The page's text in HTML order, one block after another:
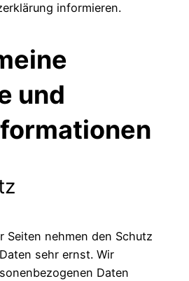
informieren.
und
Seiten nehmen den Schutz
sehr ernst. Wir
Daten